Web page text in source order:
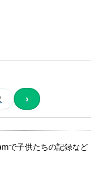
›
で子供たちの記録など